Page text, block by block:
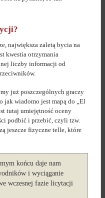
największa zaletą bycia na
kwestia otrzymania
liczby informacji od
już poszczególnych graczy
jak wiadomo jest mapą do „El
tutaj umiejętność oceny
podbić i przebić, czyli tzw.
jeszcze fizyczne telle, które
końcu daje nam
i wyciąganie
wczesnej fazie licytacji